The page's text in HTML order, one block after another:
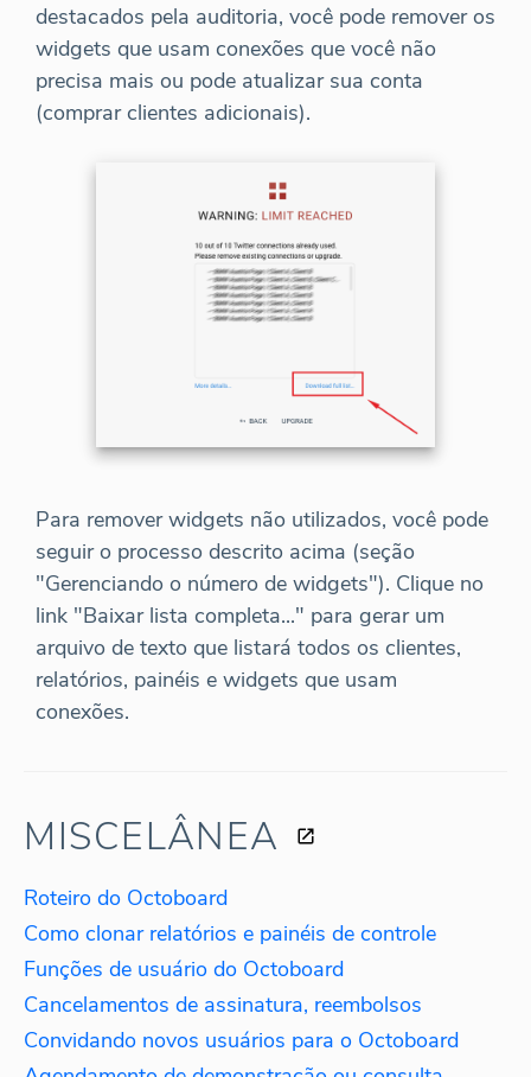
destacados pela auditoria, você pode remover os
widgets que usam conexões que você não
precisa mais ou pode atualizar sua conta
(comprar clientes adicionais).
Para remover widgets não utilizados, você pode
seguir o processo descrito acima (seção
"Gerenciando o número de widgets"). Clique no
link "Baixar lista completa..." para gerar um
arquivo de texto que listará todos os clientes,
relatórios, painéis e widgets que usam
conexões.
MISCELÂNEA
Roteiro do Octoboard
Como clonar relatórios e painéis de controle
Funções de usuário do Octoboard
Cancelamentos de assinatura, reembolsos
Convidando novos usuários para o Octoboard